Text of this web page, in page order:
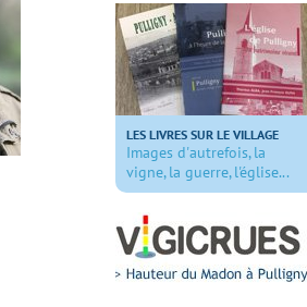
LES LIVRES SUR LE VILLAGE
Images d'autrefois, la
vigne, la guerre, l'église...